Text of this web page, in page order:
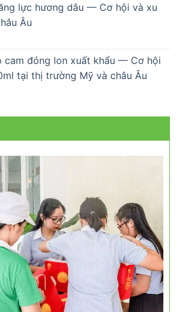
lực hương dâu — Cơ hội và xu
Âu
cam đóng lon xuất khẩu — Cơ hội
tại thị trường Mỹ và châu Âu